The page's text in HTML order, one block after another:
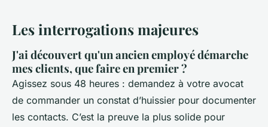
Les interrogations majeures
J'ai découvert qu'un ancien employé démarche
mes clients, que faire en premier ?
Agissez sous 48 heures : demandez à votre avocat
de commander un constat d’huissier pour documenter
les contacts. C’est la preuve la plus solide pour